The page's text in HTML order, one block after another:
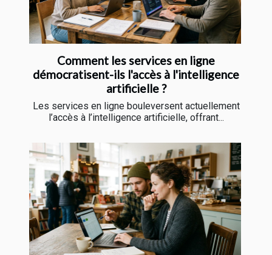
Comment les services en ligne
démocratisent-ils l'accès à l'intelligence
artificielle ?
Les services en ligne bouleversent actuellement
l’accès à l’intelligence artificielle, offrant...